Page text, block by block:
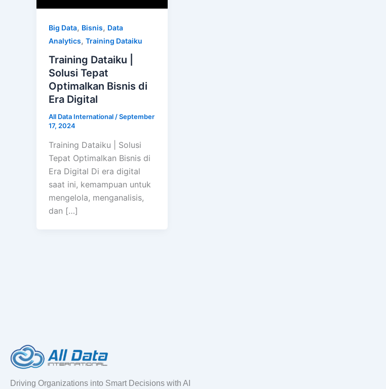
Big Data, Bisnis, Data
Analytics, Training Dataiku
Training Dataiku |
Solusi Tepat
Optimalkan Bisnis di
Era Digital
All Data International/September
17, 2024
Training Dataiku | Solusi
Tepat Optimalkan Bisnis di
Era Digital Di era digital
saat ini, kemampuan untuk
mengelola, menganalisis,
dan […]
Driving Organizations into Smart Decisions with AI